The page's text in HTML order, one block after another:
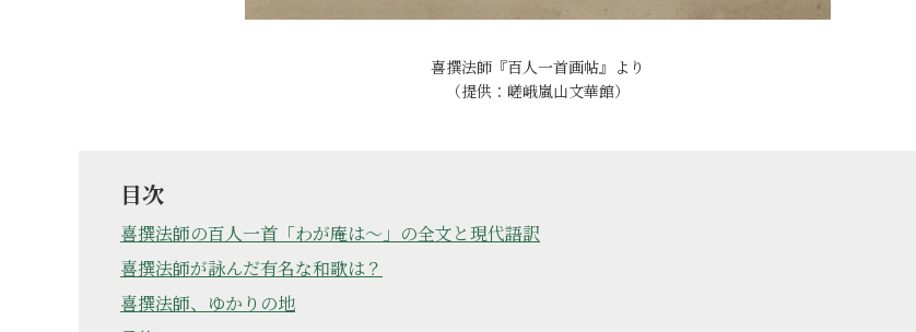
喜撰法師『百人一首画帖』より
（提供：嵯峨嵐山文華館）
目次
喜撰法師の百人一首「わが庵は～」の全文と現代語訳
喜撰法師が詠んだ有名な和歌は？
喜撰法師、ゆかりの地